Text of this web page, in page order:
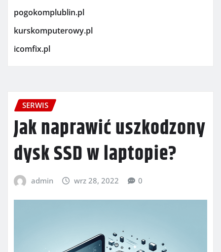
pogokomplublin.pl
kurskomputerowy.pl
icomfix.pl
SERWIS
Jak naprawić uszkodzony
dysk SSD w laptopie?
admin wrz 28, 2022 0